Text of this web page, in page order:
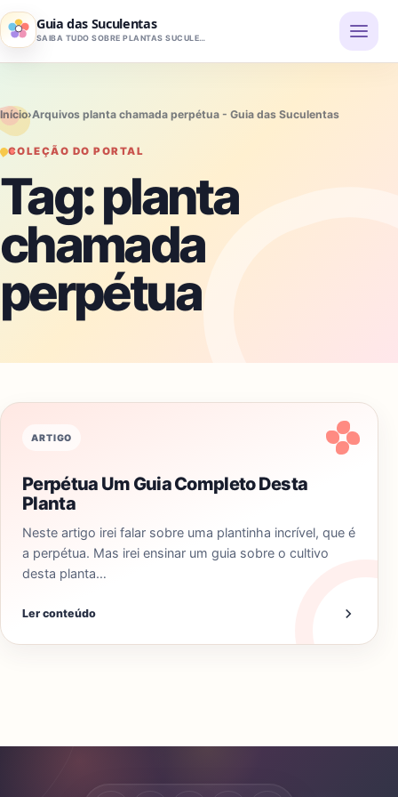
Pular para o conteúdo
Guia das Suculentas
SAIBA TUDO SOBRE PLANTAS SUCULENTAS
Início›Arquivos planta chamada perpétua - Guia das Suculentas
COLEÇÃO DO PORTAL
Tag:planta
chamada
perpétua
ARTIGO
Perpétua Um Guia Completo Desta
Planta
Neste artigo irei falar sobre uma plantinha incrível, que é
a perpétua. Mas irei ensinar um guia sobre o cultivo
desta planta…
Ler conteúdo